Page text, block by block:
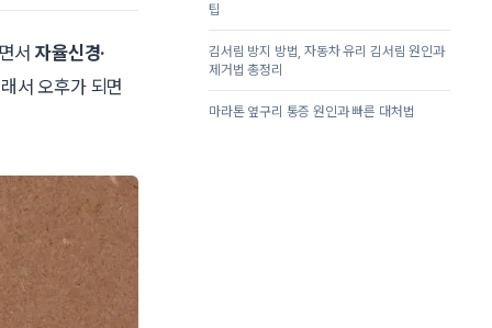
서자율신경·
서 오후가 되면
팁
김서림 방지 방법, 자동차 유리 김서림 원인과
제거법 총정리
마라톤 옆구리 통증 원인과 빠른 대처법